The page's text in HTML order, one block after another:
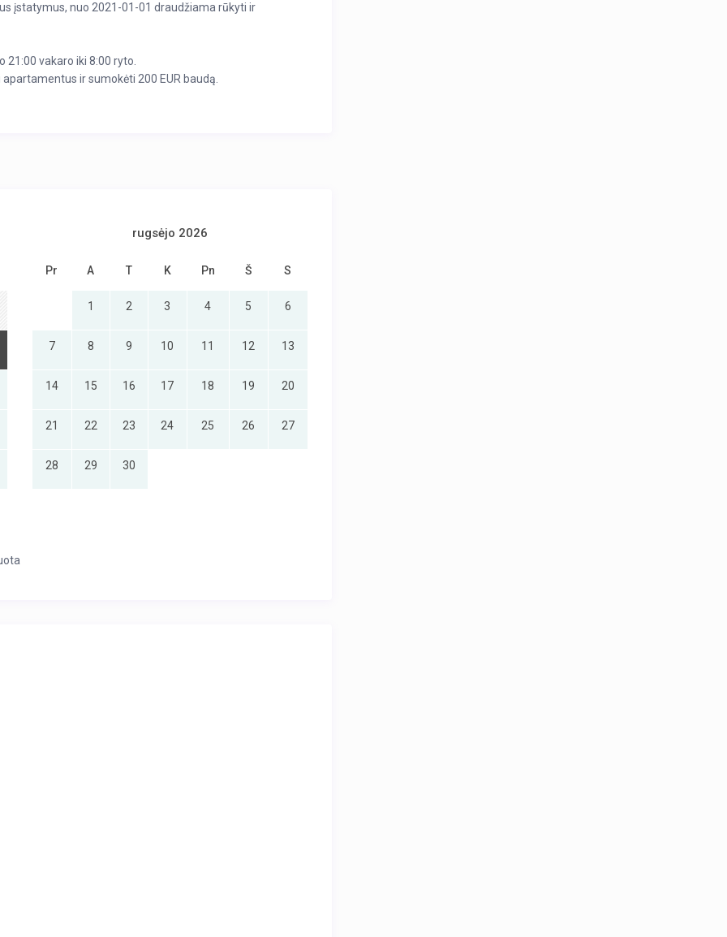
įstatymus, nuo 2021-01-01 draudžiama rūkyti ir
vakaro iki 8:00 ryto.
ir sumokėti 200 EUR baudą.
rugsėjo 2026
Pr A T K Pn Š S
1 2 3 4 5 6
7 8 9 10 11 12 13
14 15 16 17 18 19 20
21 22 23 24 25 26 27
28 29 30